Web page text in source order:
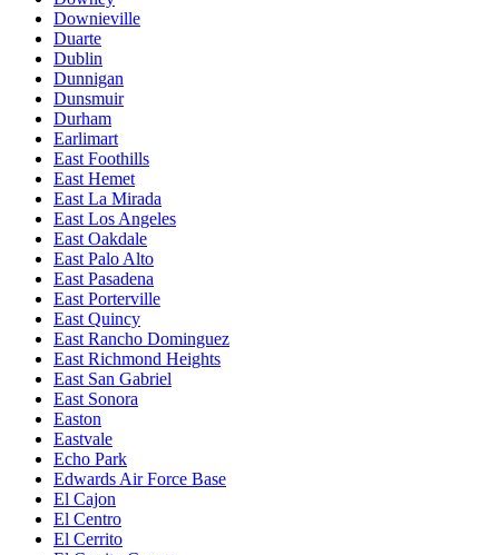
Downieville
Duarte
Dublin
Dunnigan
Dunsmuir
Durham
Earlimart
East Foothills
East Hemet
East La Mirada
East Los Angeles
East Oakdale
East Palo Alto
East Pasadena
East Porterville
East Quincy
East Rancho Dominguez
East Richmond Heights
East San Gabriel
East Sonora
Easton
Eastvale
Echo Park
Edwards Air Force Base
El Cajon
El Centro
El Cerrito